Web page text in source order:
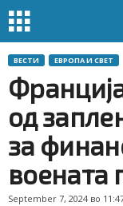
ВЕСТИ ЕВРОПА И СВЕТ
од
за
воената
September 7, 2024 во